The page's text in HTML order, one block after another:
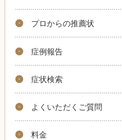
プロからの推薦状
症例報告
症状検索
よくいただくご質問
料金